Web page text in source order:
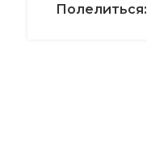
Полелиться: